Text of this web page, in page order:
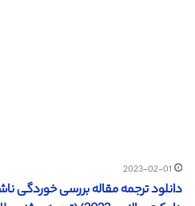
2023-02-01
دانلود ترجمه مقاله بررسی خوردگی